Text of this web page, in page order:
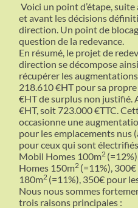
Voici un point d’étape,
et avant les décisions
direction. Un point de
question de la redevance.
En résumé, le projet de
direction se décompose
récupérer les
218.610 €HT pour sa
€HT de surplus non justifié.
€HT, soit 723.000 €TTC.
occasionne une
pour les emplacements nus
pour ceux qui sont
Mobil Homes 100m2
Homes 150m2 (=11%),
180m2 (=11%), 350€ pour
Nous nous sommes
trois raisons principales :